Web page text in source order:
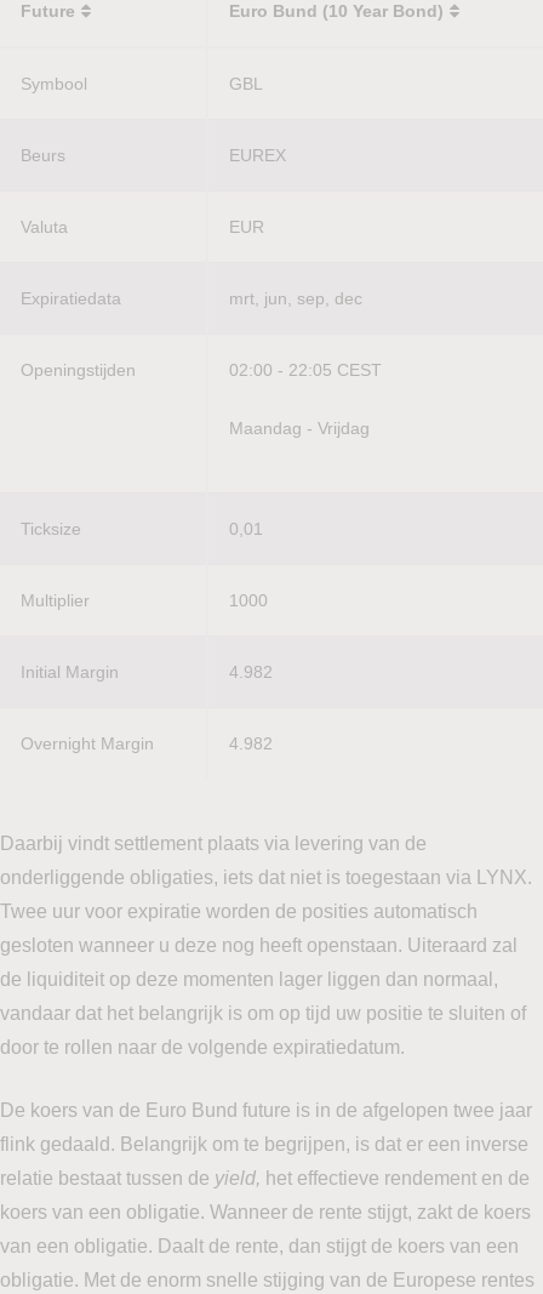
Future Euro Bund (10 Year Bond)
Symbool GBL
Beurs EUREX
Valuta EUR
Expiratiedata mrt, jun, sep, dec
Openingstijden 02:00 - 22:05 CEST
Maandag - Vrijdag
Ticksize 0,01
Multiplier 1000
Initial Margin 4.982
Overnight Margin 4.982
Daarbij vindt settlement plaats via levering van de
onderliggende obligaties, iets dat niet is toegestaan via LYNX.
Twee uur voor expiratie worden de posities automatisch
gesloten wanneer u deze nog heeft openstaan. Uiteraard zal
de liquiditeit op deze momenten lager liggen dan normaal,
vandaar dat het belangrijk is om op tijd uw positie te sluiten of
door te rollen naar de volgende expiratiedatum.
De koers van de Euro Bund future is in de afgelopen twee jaar
flink gedaald. Belangrijk om te begrijpen, is dat er een inverse
relatie bestaat tussen de yield, het effectieve rendement en de
koers van een obligatie. Wanneer de rente stijgt, zakt de koers
van een obligatie. Daalt de rente, dan stijgt de koers van een
obligatie. Met de enorm snelle stijging van de Europese rentes